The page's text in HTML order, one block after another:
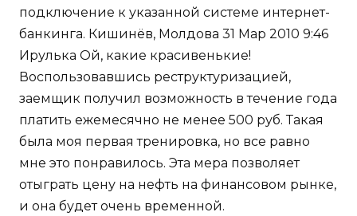
подключение к указанной системе интернет-
банкинга. Кишинёв, Молдова 31 Мар 2010 9:46
Ирулька Ой, какие красивенькие!
Воспользовавшись реструктуризацией,
заемщик получил возможность в течение года
платить ежемесячно не менее 500 руб. Такая
была моя первая тренировка, но все равно
мне это понравилось. Эта мера позволяет
отыграть цену на нефть на финансовом рынке,
и она будет очень временной.